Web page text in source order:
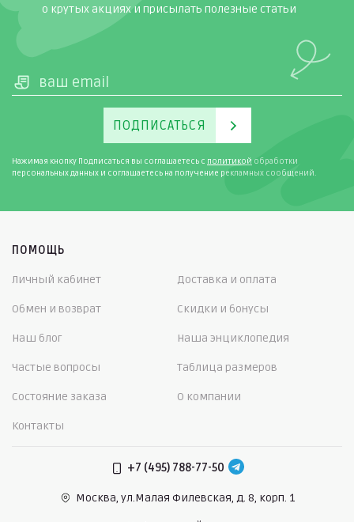
о крутых акциях и присылать полезные статьи
ПОДПИСАТЬСЯ
Нажимая кнопку Подписаться вы соглашаетесь с политикой обработки
персональных данных и соглашаетесь на получение рекламных сообщений.
ПОМОЩЬ
Личный кабинет Доставка и оплата
Обмен и возврат Скидки и бонусы
Наш блог Наша энциклопедия
Частые вопросы Таблица размеров
Состояние заказа О компании
Контакты
+7 (495) 788-77-50
Москва, ул.Малая Филевская, д. 8, корп. 1